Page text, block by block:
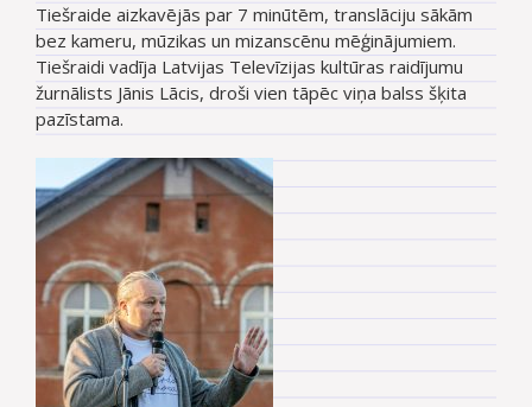
Tiešraide aizkavējās par 7 minūtēm, translāciju sākām
bez kameru, mūzikas un mizanscēnu mēģinājumiem.
Tiešraidi vadīja Latvijas Televīzijas kultūras raidījumu
žurnālists Jānis Lācis, droši vien tāpēc viņa balss šķita
pazīstama.